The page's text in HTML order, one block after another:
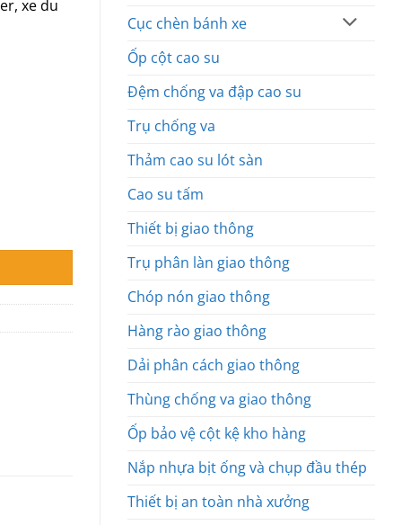
Cục chèn bánh xe
Ốp cột cao su
Đệm chống va đập cao su
Trụ chống va
Thảm cao su lót sàn
Cao su tấm
Thiết bị giao thông
Trụ phân làn giao thông
Chóp nón giao thông
Hàng rào giao thông
Dải phân cách giao thông
Thùng chống va giao thông
Ốp bảo vệ cột kệ kho hàng
Nắp nhựa bịt ống và chụp đầu thép
Thiết bị an toàn nhà xưởng
xe du